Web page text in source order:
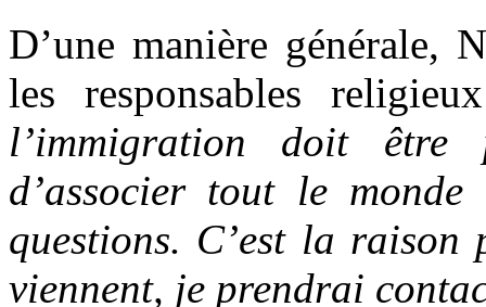
D’une manière générale,
les responsables
l’immigration doit être
d’associer tout le
questions. C’est la
viennent, je prendrai